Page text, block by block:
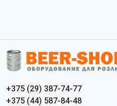
+375 (29) 387-74-77
+375 (44) 587-84-48